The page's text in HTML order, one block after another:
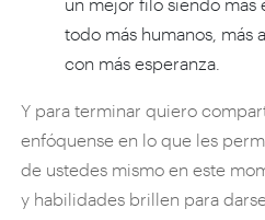
todo más humanos, más
con más esperanza.
Y para terminar quiero
enfóquense en lo que les
de ustedes mismo en este
y habilidades brillen para